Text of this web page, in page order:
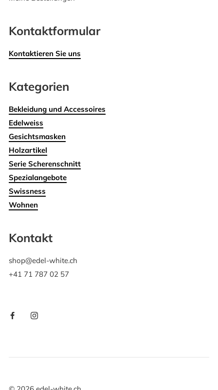
Kontaktformular
Kontaktieren Sie uns
Kategorien
Bekleidung und Accessoires
Edelweiss
Gesichtsmasken
Holzartikel
Serie Scherenschnitt
Spezialangebote
Swissness
Wohnen
Kontakt
shop@edel-white.ch
+41 71 787 02 57